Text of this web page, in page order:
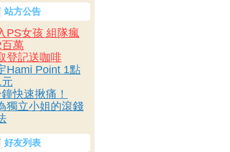
站方公告
PS女孩 組隊瘋
萬
登記送咖啡
Hami Point 1點
快速揪痛！
獨立小姐的滾錢
好友列表